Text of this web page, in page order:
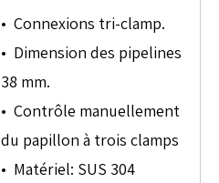
• Connexions tri-clamp.
• Dimension des pipelines
38 mm.
• Contrôle manuellement
du papillon à trois clamps
• Matériel: SUS 304